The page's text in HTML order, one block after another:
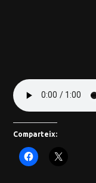
Comparteix: